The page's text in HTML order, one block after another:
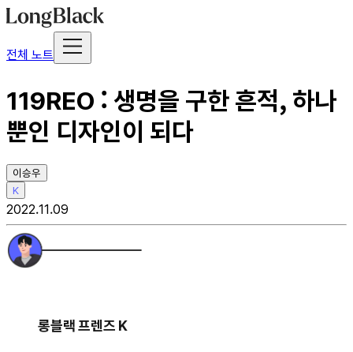
전체 노트
119REO : 생명을 구한 흔적, 하나
뿐인 디자인이 되다
이승우
K
2022.11.09
롱블랙 프렌즈 K